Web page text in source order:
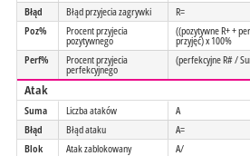
Błąd
Błąd przyjecia zagrywki
R=
Poz%
Procent przyjecia
pozytywnego
((pozytywne R+ +
przyjęć) x 100%
Perf%
Procent przyjecia
perfekcyjnego
(perfekcyjne R# /
Atak
Suma Liczba ataków
A
Błąd
Błąd ataku
A=
Blok
Atak zablokowany
A/